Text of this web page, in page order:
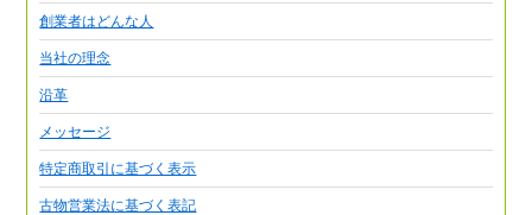
創業者はどんな人
当社の理念
沿革
メッセージ
特定商取引に基づく表示
古物営業法に基づく表記